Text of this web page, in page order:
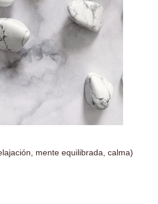
mente equilibrada, calma)